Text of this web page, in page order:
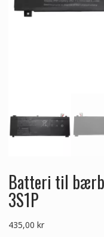
Batteri til
3S1P
435,00 kr